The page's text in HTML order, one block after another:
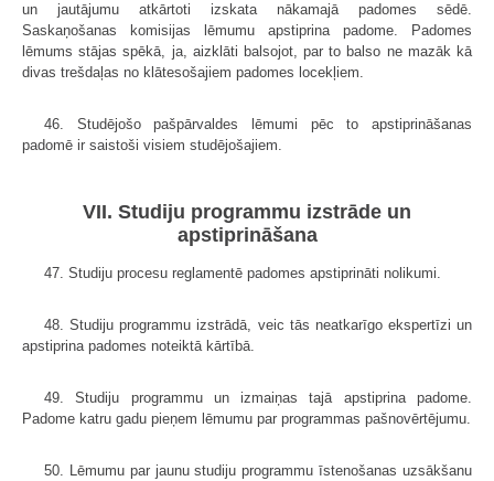
un jautājumu atkārtoti izskata nākamajā padomes sēdē.
Saskaņošanas komisijas lēmumu apstiprina padome. Padomes
lēmums stājas spēkā, ja, aizklāti balsojot, par to balso ne mazāk kā
divas trešdaļas no klātesošajiem padomes locekļiem.
46. Studējošo pašpārvaldes lēmumi pēc to apstiprināšanas
padomē ir saistoši visiem studējošajiem.
VII. Studiju programmu izstrāde un
apstiprināšana
47. Studiju procesu reglamentē padomes apstiprināti nolikumi.
48. Studiju programmu izstrādā, veic tās neatkarīgo ekspertīzi un
apstip­rina padomes noteiktā kārtībā.
49. Studiju programmu un izmaiņas tajā apstiprina padome.
Padome katru gadu pieņem lēmumu par programmas pašnovērtējumu.
50. Lēmumu par jaunu studiju programmu īstenošanas uzsākšanu